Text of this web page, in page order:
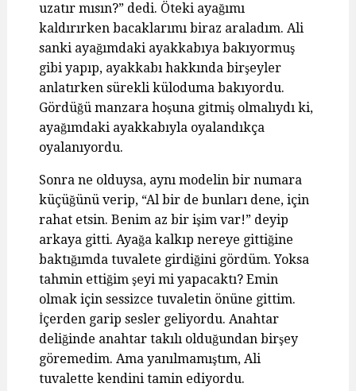
uzatır mısın?” dedi. Öteki ayağımı
kaldırırken bacaklarımı biraz araladım. Ali
sanki ayağımdaki ayakkabıya bakıyormuş
gibi yapıp, ayakkabı hakkında birşeyler
anlatırken sürekli küloduma bakıyordu.
Gördüğü manzara hoşuna gitmiş olmalıydı ki,
ayağımdaki ayakkabıyla oyalandıkça
oyalanıyordu.
Sonra ne olduysa, aynı modelin bir numara
küçüğünü verip, “Al bir de bunları dene, için
rahat etsin. Benim az bir işim var!” deyip
arkaya gitti. Ayağa kalkıp nereye gittiğine
baktığımda tuvalete girdiğini gördüm. Yoksa
tahmin ettiğim şeyi mi yapacaktı? Emin
olmak için sessizce tuvaletin önüne gittim.
İçerden garip sesler geliyordu. Anahtar
deliğinde anahtar takılı olduğundan birşey
göremedim. Ama yanılmamıştım, Ali
tuvalette kendini tamin ediyordu.